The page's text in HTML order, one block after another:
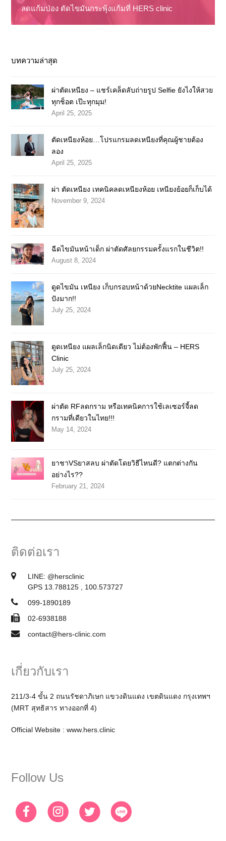
ลดแก้มป่อง ตัดไขมันกระพุ้งแก้มที่ HERS clinic
บทความล่าสุด
ผ่าตัดเหนียง – แชร์เคล็ดลับถ่ายรูป Selfie ยังไงให้สวย
ทุกช็อต เป๊ะทุกมุม!
April 25, 2025
ตัดเหนียงห้อย…โปรแกรมลดเหนียงที่คุณผู้ชายต้อง
ลอง
April 25, 2025
ผ่า ตัดเหนียง เทคนิคลดเหนียงห้อย เหนียงย้อยก็เก็บได้
November 9, 2024
ฉีดไขมันหน้าเด็ก ผ่าตัดศัลยกรรมครั้งแรกในชีวิต!!
August 8, 2024
ดูดไขมัน เหนียง เก็บกรอบหน้าด้วยNecktite แผลเล็ก
ปังมาก!!
July 25, 2024
ดูดเหนียง แผลเล็กนิดเดียว ไม่ต้องพักฟื้น – HERS
Clinic
July 25, 2024
ผ่าตัด RFลดกราม หรือเทคนิคการใช้เลเซอร์จี้ลด
กรามที่เดียวในไทย!!!
May 14, 2024
ยาชาVSยาสลบ ผ่าตัดโดยวิธีไหนดี? แตกต่างกัน
อย่างไร??
February 21, 2024
ติดต่อเรา
LINE: @hersclinic
GPS 13.788125 , 100.573727
099-1890189
02-6938188
contact@hers-clinic.com
เกี่ยวกับเรา
211/3-4 ขั้น 2 ถนนรัชดาภิเษก แขวงดินแดง เขตดินแดง กรุงเทพฯ
(MRT สุทธิสาร ทางออกที่ 4)
Official Website :www.hers.clinic
Follow Us